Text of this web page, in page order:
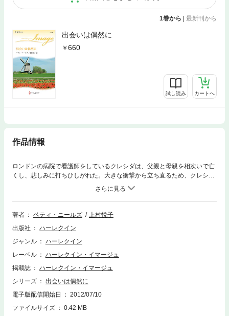
1巻から | 最新刊から
出会いは偶然に
660
試し読み カートへ
作品情報
ロンドンの病院で看護師をしているクレシダは、父親と母親を相次いで亡
くし、悲しみに打ちひしがれた。大きな衝撃から立ち直るため、クレシダ
は看護師の職を辞めて心機一転しようと決めた。職業斡旋所で紹介された
のは、オランダの老医師が専門書を英語で執筆するのを補佐する仕事。雇
い主の家に向かう途中、クレシダはアムステルダムに立ち寄ったが、運河
の入り組んだ中心街で道に迷ってしまう。そんな彼女を助けてくれたの
きよき時代の、心温まるロマンスを描き続けたベティ・ニールズ。本作は
ヒロインが仕事で訪れたオランダで運命の男性にめぐり合う物語です。
著者 ベティ・ニールズ
上村悦子
出版社
ハーレクイン
ジャンル
ハーレクイン
レーベル
ハーレクイン・イマージュ
掲載誌
ハーレクイン・イマージュ
シリーズ
出会いは偶然に
電子版配信開始日
2012/07/10
ファイルサイズ
0.42 MB